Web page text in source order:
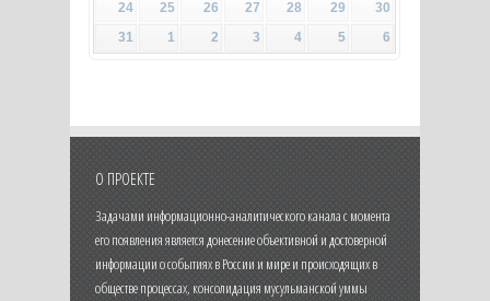
24
25 26 27 28 29
30
31
1 2 3 4 5 6
О ПРОЕКТЕ
Задачами информационно-аналитического канала с момента
его появления является донесение объективной и достоверной
информации о событиях в России и мире и происходящих в
обществе процессах, консолидация мусульманской уммы